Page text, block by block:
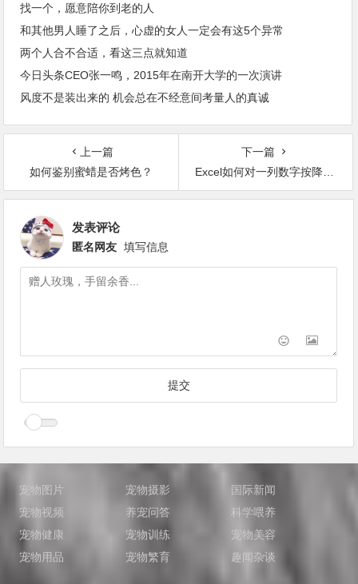
找一个，愿意陪你到老的人
和其他男人睡了之后，心虚的女人一定会有这5个异常
两个人合不合适，看这三点就知道
今日头条CEO张一鸣，2015年在南开大学的一次演讲
风度不是装出来的 机会总在不经意间考量人的真诚
上一篇
如何鉴别蜜蜡是否烤色？
下一篇
Excel如何对一列数字按降序进行排名？用什么函数？
发表评论
匿名网友 填写信息
宠物图片 宠物摄影
国际新闻
宠物视频
养宠问答
科学喂养
宠物健康
宠物训练
宠物美容
宠物用品
宠物繁育 趣闻杂谈